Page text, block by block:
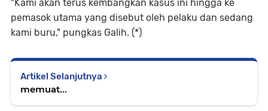
"Kami akan terus kembangkan kasus ini hingga ke
pemasok utama yang disebut oleh pelaku dan sedang
kami buru," pungkas Galih. (*)
Artikel Selanjutnya
memuat...